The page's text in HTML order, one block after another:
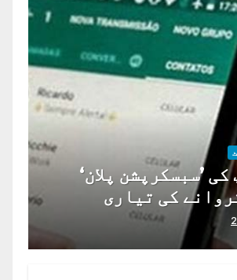
’سبسکرپشن پلان‘
کی تیاری